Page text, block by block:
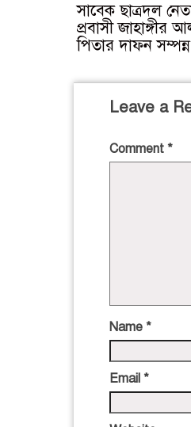
সাবেক ছাত্রদল
প্রবাসী জাহাঙ্গীর
পিতার দাফন সম্পন্ন
Leave a
Comment *
Name *
Email *